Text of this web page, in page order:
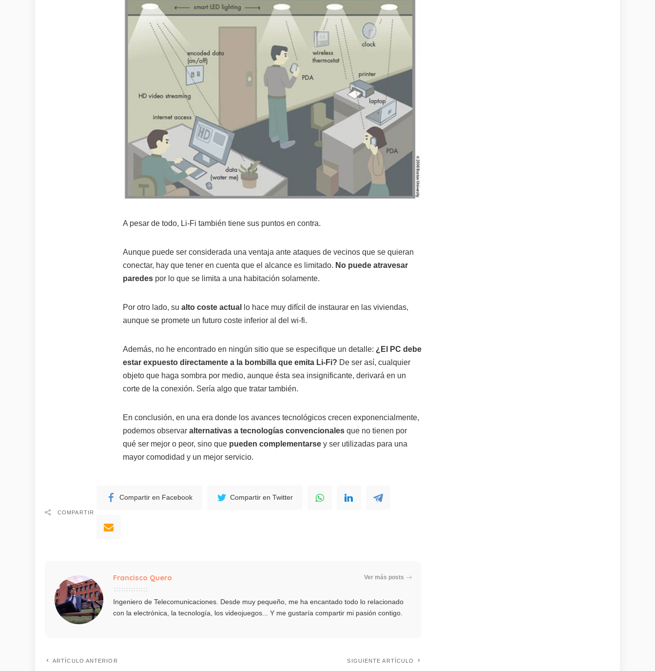
A pesar de todo, Li-Fi también tiene sus puntos en contra.
Aunque puede ser considerada una ventaja ante ataques de vecinos que se quieran
conectar, hay que tener en cuenta que el alcance es limitado. No puede atravesar
paredes por lo que se limita a una habitación solamente.
Por otro lado, su alto coste actual
lo hace muy difícil de instaurar en las viviendas,
aunque se promete un futuro coste inferior al del wi-fi.
Además, no he encontrado en ningún sitio que se especifique un detalle: ¿El PC debe
estar expuesto directamente a la bombilla que emita Li-Fi? De ser así, cualquier
objeto que haga sombra por medio, aunque ésta sea insignificante, derivará en un
corte de la conexión. Sería algo que tratar también.
En conclusión, en una era donde los avances tecnológicos crecen exponencialmente,
podemos observar alternativas a tecnologías convencionales que no tienen por
qué ser mejor o peor, sino que pueden complementarse y ser utilizadas para una
mayor comodidad y un mejor servicio.
COMPARTIR
Compartir en Facebook Compartir en Twitter
Francisco Quero Ver más posts
Ingeniero de Telecomunicaciones. Desde muy pequeño, me ha encantado todo lo relacionado
con la electrónica, la tecnología, los videojuegos... Y me gustaría compartir mi pasión contigo.
ARTÍCULO ANTERIOR SIGUIENTE ARTÍCULO